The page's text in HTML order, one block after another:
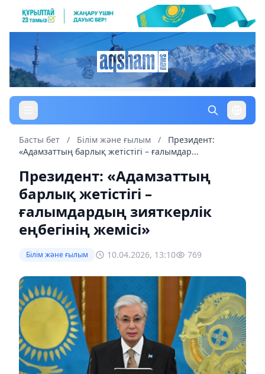
Басты бет / Білім және ғылым /
Президент:
«Адамзаттың барлық жетістігі – ғалымдар...
Президент: «Адамзаттың
барлық жетістігі –
ғалымдардың зияткерлік
еңбегінің жемісі»
Білім және ғылым 10.04.2026, 13:10 769